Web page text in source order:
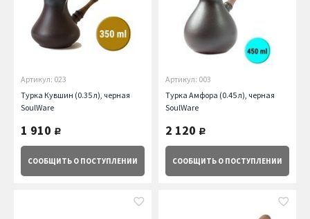
Артикул: 023
Турка Кувшин (0.35 л), черная
SoulWare
1 910 руб.
СООБЩИТЬ О ПОСТУПЛЕНИИ
Артикул: 003
Турка Амфора (0.45 л), черная
SoulWare
2 120 руб.
СООБЩИТЬ О ПОСТУПЛЕНИИ